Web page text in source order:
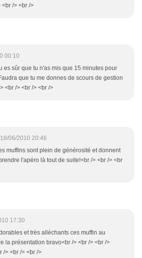
<br /> <br />
00:10
es sûr que tu n'as mis que 15 minutes pour
que tu me donnes de scours de gestion
<br /> <br /> <br />
18/06/2010 20:46
muffins sont plein de générosité et donnent
l'apéro là tout de suite!<br /> <br /> <br
17:30
et très alléchants ces muffin au
la présentation bravo<br /> <br /> <br />
/> <br /> <br />